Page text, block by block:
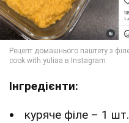
Інгредієнти:
куряче філе – 1 шт.